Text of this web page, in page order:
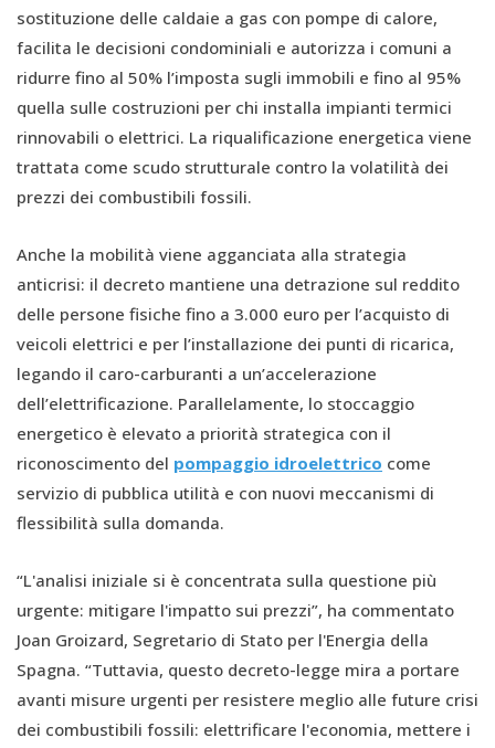
sostituzione delle caldaie a gas con pompe di calore,
facilita le decisioni condominiali e autorizza i comuni a
ridurre fino al 50% l’imposta sugli immobili e fino al 95%
quella sulle costruzioni per chi installa impianti termici
rinnovabili o elettrici. La riqualificazione energetica viene
trattata come scudo strutturale contro la volatilità dei
prezzi dei combustibili fossili.
Anche la mobilità viene agganciata alla strategia
anticrisi: il decreto mantiene una detrazione sul reddito
delle persone fisiche fino a 3.000 euro per l’acquisto di
veicoli elettrici e per l’installazione dei punti di ricarica,
legando il caro-carburanti a un’accelerazione
dell’elettrificazione. Parallelamente, lo stoccaggio
energetico è elevato a priorità strategica con il
riconoscimento del pompaggio idroelettrico come
servizio di pubblica utilità e con nuovi meccanismi di
flessibilità sulla domanda.
“L'analisi iniziale si è concentrata sulla questione più
urgente: mitigare l'impatto sui prezzi”, ha commentato
Joan Groizard, Segretario di Stato per l'Energia della
Spagna. “Tuttavia, questo decreto-legge mira a portare
avanti misure urgenti per resistere meglio alle future crisi
dei combustibili fossili: elettrificare l'economia, mettere i